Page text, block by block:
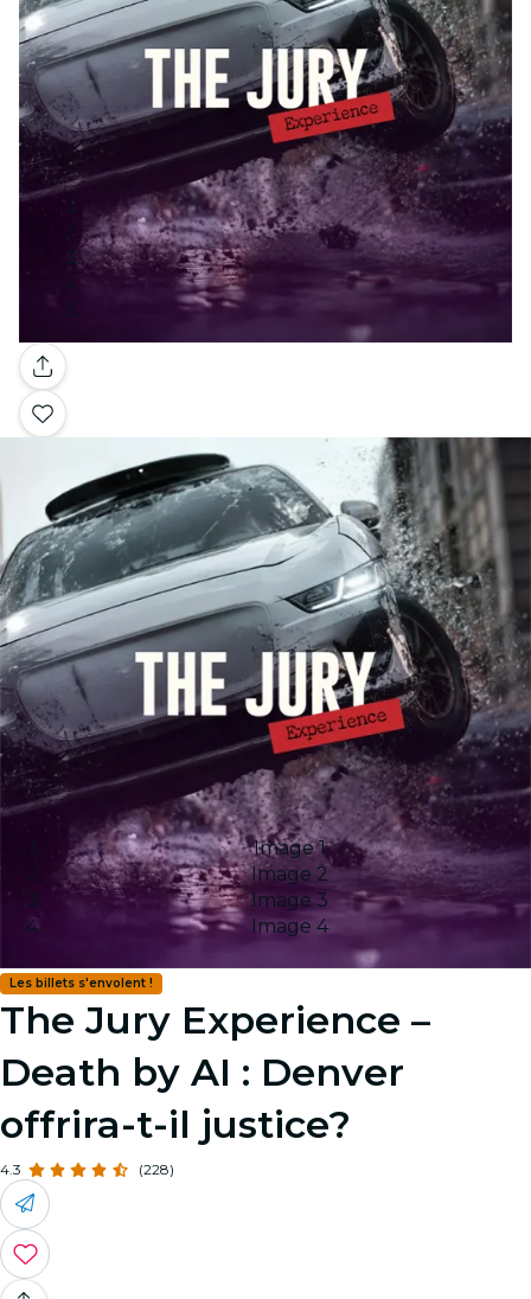
Galerie
Image 1
Image 2
Image 3
Image 4
Les billets s'envolent !
The Jury Experience –
Death by AI : Denver
offrira-t-il justice?
4.3 (228)